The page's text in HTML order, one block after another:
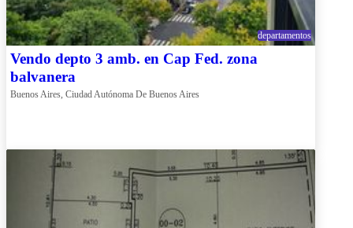
departamentos
Vendo depto 3 amb. en Cap Fed. zona
balvanera
Buenos Aires, Ciudad Autónoma De Buenos Aires